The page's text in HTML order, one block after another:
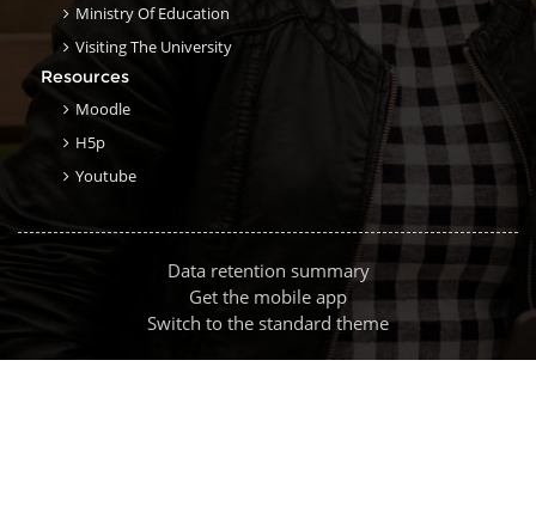
Ministry Of Education
Visiting The University
Resources
Moodle
H5p
Youtube
Data retention summary
Get the mobile app
Switch to the standard theme